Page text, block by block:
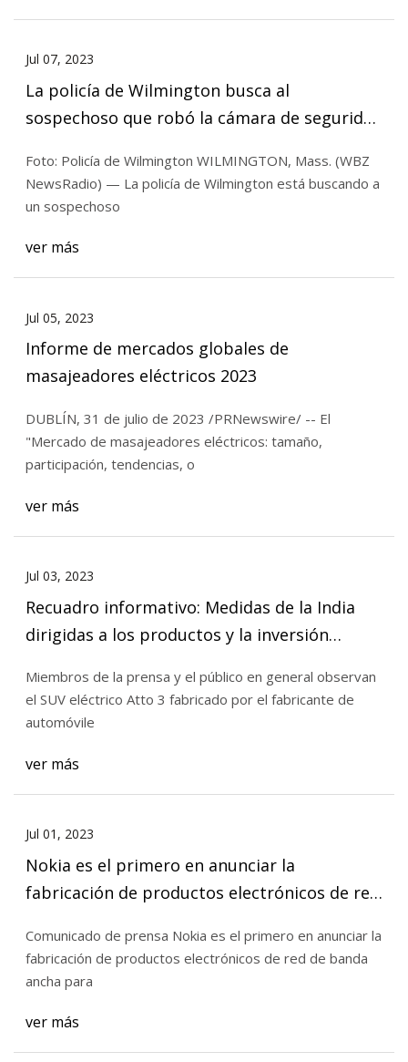
Jul 07, 2023
La policía de Wilmington busca al
sospechoso que robó la cámara de seguridad
Foto: Policía de Wilmington WILMINGTON, Mass. (WBZ
NewsRadio) — La policía de Wilmington está buscando a
un sospechoso
ver más
Jul 05, 2023
Informe de mercados globales de
masajeadores eléctricos 2023
DUBLÍN, 31 de julio de 2023 /PRNewswire/ -- El
"Mercado de masajeadores eléctricos: tamaño,
participación, tendencias, o
ver más
Jul 03, 2023
Recuadro informativo: Medidas de la India
dirigidas a los productos y la inversión
Miembros de la prensa y el público en general observan
el SUV eléctrico Atto 3 fabricado por el fabricante de
automóvile
ver más
Jul 01, 2023
Nokia es el primero en anunciar la
fabricación de productos electrónicos de red
EE. UU.
Comunicado de prensa Nokia es el primero en anunciar la
fabricación de productos electrónicos de red de banda
ancha para
ver más